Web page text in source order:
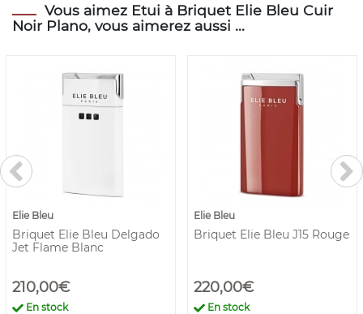
Vous aimez Etui à Briquet Elie Bleu Cuir
Noir Plano, vous aimerez aussi ...
Elie Bleu
Briquet Elie Bleu Delgado
Jet Flame Blanc
210,00€
En stock
Elie Bleu
Briquet Elie Bleu J15 Rouge
220,00€
En stock